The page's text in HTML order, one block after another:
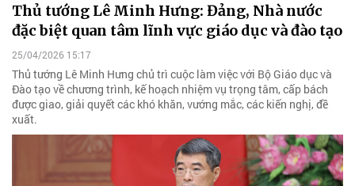
Thủ tướng Lê Minh Hưng: Đảng, Nhà nước
đặc biệt quan tâm lĩnh vực giáo dục và đào tạo
25/04/2026 15:17
Thủ tướng Lê Minh Hưng chủ trì cuộc làm việc với Bộ Giáo dục và
Đào tạo về chương trình, kế hoạch nhiệm vụ trọng tâm, cấp bách
được giao, giải quyết các khó khăn, vướng mắc, các kiến nghị, đề
xuất.